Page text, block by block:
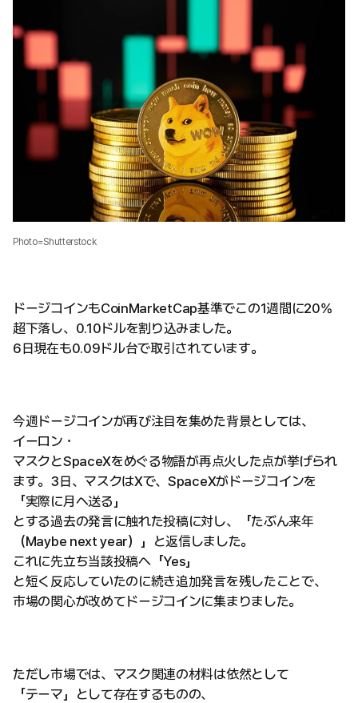
Photo=Shutterstock
ドージコインもCoinMarketCap基準でこの1週間に20%
超下落し、0.10ドルを割り込みました。
6日現在も0.09ドル台で取引されています。
今週ドージコインが再び注目を集めた背景としては、
イーロン・
マスクとSpaceXをめぐる物語が再点火した点が挙げられ
ます。3日、マスクはXで、SpaceXがドージコインを
「実際に月へ送る」
とする過去の発言に触れた投稿に対し、「たぶん来年
（Maybe next year）」と返信しました。
これに先立ち当該投稿へ「Yes」
と短く反応していたのに続き追加発言を残したことで、
市場の関心が改めてドージコインに集まりました。
ただし市場では、マスク関連の材料は依然として
「テーマ」として存在するものの、